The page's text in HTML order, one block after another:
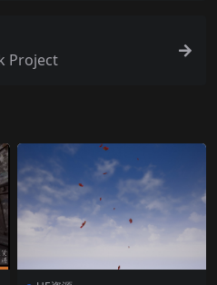
Project